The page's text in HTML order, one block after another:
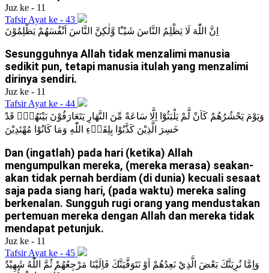
Juz ke - 11
Tafsir Ayat ke - 43
اِنَّ اللّٰهَ لَا يَظْلِمُ النَّاسَ شَيْـًٔا وَّلٰكِنَّ النَّاسَ اَنْفُسَهُمْ يَظْلِمُوْنَ
Sesungguhnya Allah tidak menzalimi manusia
sedikit pun, tetapi manusia itulah yang menzalimi
dirinya sendiri.
Juz ke - 11
Tafsir Ayat ke - 44
وَيَوْمَ يَحْشُرُهُمْ كَاَنْ لَّمْ يَلْبَثُوْٓا اِلَّا سَاعَةً مِّنَ النَّهَارِ يَتَعَارَفُوْنَ بَيْنَهُمْۗ قَدْ
خَسِرَ الَّذِيْنَ كَذَّبُوْا بِلِقَاۤءِ اللّٰهِ وَمَا كَانُوْا مُهْتَدِيْنَ
Dan (ingatlah) pada hari (ketika) Allah
mengumpulkan mereka, (mereka merasa) seakan-
akan tidak pernah berdiam (di dunia) kecuali sesaat
saja pada siang hari, (pada waktu) mereka saling
berkenalan. Sungguh rugi orang yang mendustakan
pertemuan mereka dengan Allah dan mereka tidak
mendapat petunjuk.
Juz ke - 11
Tafsir Ayat ke - 45
وَاِمَّا نُرِيَنَّكَ بَعْضَ الَّذِيْ نَعِدُهُمْ اَوْ نَتَوَفَّيَنَّكَ فَاِلَيْنَا مَرْجِعُهُمْ ثُمَّ اللّٰهُ شَهِيْدٌ